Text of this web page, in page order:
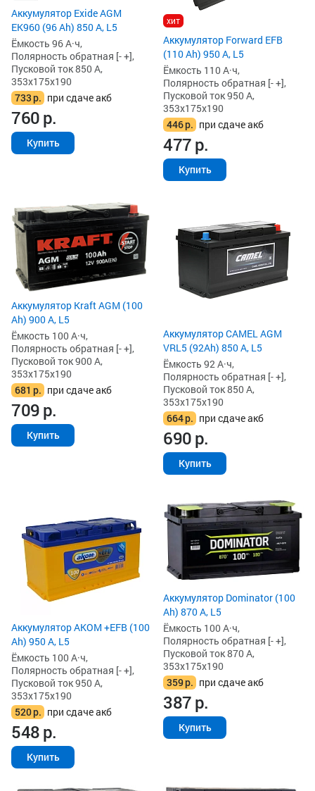
Аккумулятор Exide AGM
EK960 (96 Ah) 850 А, L5
Ёмкость 96 А·ч,
Полярность обратная [- +],
Пусковой ток 850 А,
353x175x190
733р. при сдаче акб
760р.
Купить
хит
Аккумулятор Forward EFB
(110 Ah) 950 А, L5
Ёмкость 110 А·ч,
Полярность обратная [- +],
Пусковой ток 950 А,
353x175x190
446р. при сдаче акб
477р.
Купить
Аккумулятор Kraft AGM (100
Ah) 900 А, L5
Ёмкость 100 А·ч,
Полярность обратная [- +],
Пусковой ток 900 А,
353x175x190
681 р. при сдаче акб
709р.
Купить
Аккумулятор CAMEL AGM
VRL5 (92Ah) 850 А, L5
Ёмкость 92 А·ч,
Полярность обратная [- +],
Пусковой ток 850 А,
353x175x190
664р. при сдаче акб
690р.
Купить
Аккумулятор AKOM +EFB (100
Ah) 950 А, L5
Ёмкость 100 А·ч,
Полярность обратная [- +],
Пусковой ток 950 А,
353x175x190
520р. при сдаче акб
548р.
Купить
Аккумулятор Dominator (100
Ah) 870 А, L5
Ёмкость 100 А·ч,
Полярность обратная [- +],
Пусковой ток 870 А,
353x175x190
359р. при сдаче акб
387р.
Купить